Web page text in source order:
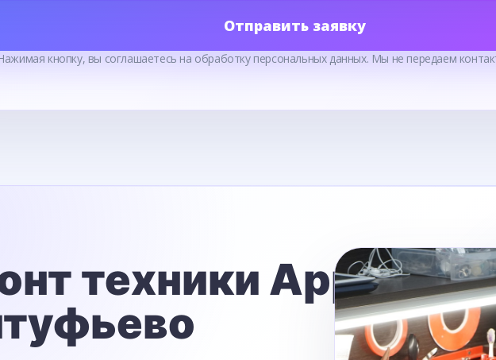
Отправить заявку
кнопку, вы соглашаетесь на обработку персональных данных. Мы не передаем
техники Apple